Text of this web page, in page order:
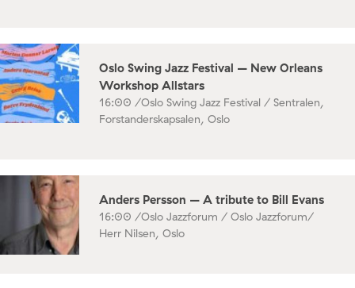
Oslo Swing Jazz Festival – New Orleans
Workshop Allstars
16:00 /Oslo Swing Jazz Festival / Sentralen,
Forstanderskapsalen, Oslo
Anders Persson – A tribute to Bill Evans
16:00 /Oslo Jazzforum / Oslo Jazzforum/
Herr Nilsen, Oslo